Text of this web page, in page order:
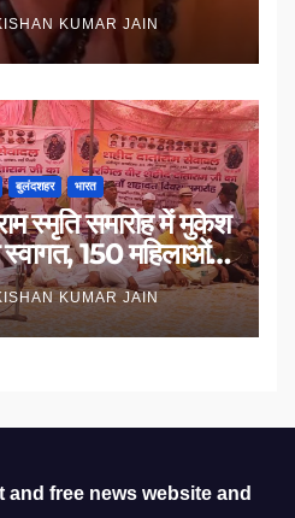
KUMAR JAIN
बुलंदशहर भारत
स्मृति समारोह में मुकेश
150 महिलाओं
KUMAR JAIN
and free news website and